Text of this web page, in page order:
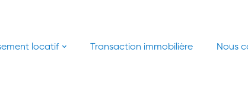
locatif Transaction immobilière Nous